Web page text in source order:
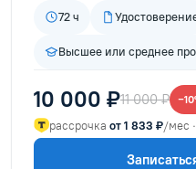
72 ч
Высшее или среднее
10 000 ₽11 000 ₽
рассрочка от 1 833 ₽/мес